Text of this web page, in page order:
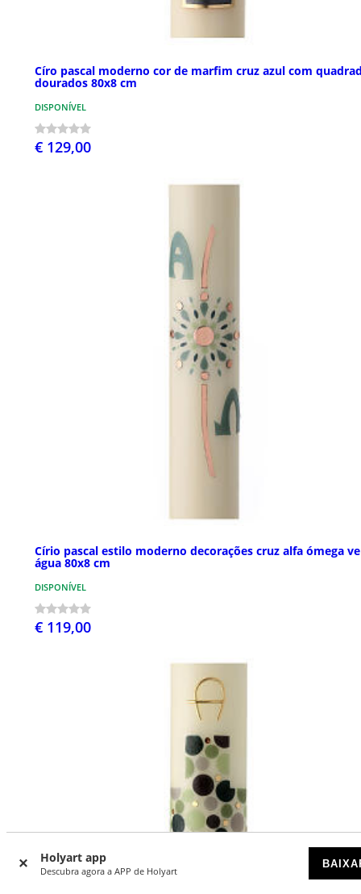
Holyart app
Descubra agora a APP de Holyart
Círo pascal moderno cor de marfim cruz azul com
dourados 80x8 cm
DISPONÍVEL
€ 129,00
Círio pascal estilo moderno decorações cruz alfa ómega
água 80x8 cm
DISPONÍVEL
€ 119,00